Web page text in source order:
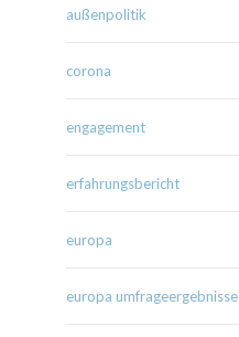
außenpolitik
corona
engagement
erfahrungsbericht
europa
europa umfrageergebnisse